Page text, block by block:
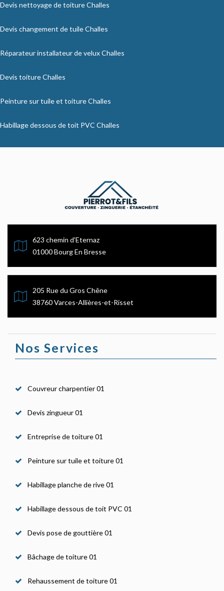
Devis nettoyage de toiture Challes
Devis changement de tuile Challes
Réparateur installateur de velux Challes
Devis toiture Challes
Peinture sur tuile et toiture Challes
Habillage dessous de toit PVC Challes
623 chemin d'Eternaz
01000 Bourg En Bresse
205 Rue du Gros Chêne
38760 Varces-Allières-et-Risset
Nos Services
Couvreur charpentier 01
Devis zingueur 01
Entreprise de toiture 01
Peinture sur tuile et toiture 01
Habillage planche de rive 01
Habillage dessous de toit PVC 01
Devis pose de gouttière 01
Bâchage de toiture 01
Rehaussement de toiture 01